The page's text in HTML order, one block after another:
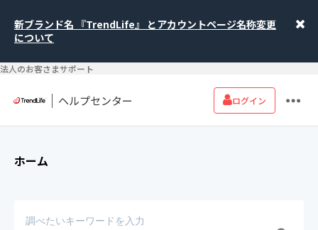
新ブランド名 『TrendLife』 とアカウントページ名称変更
について
法人のお客さまサポート
ヘルプセンター ログイン
ホーム